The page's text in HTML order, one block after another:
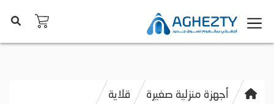
أجهزة منزلية صغيرة قلاية